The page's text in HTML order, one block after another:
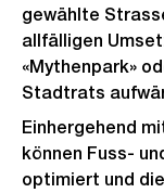
gewählte
allfälligen
«Mythenpark»
Stadtrats
Einhergehend
können Fuss-
optimiert und